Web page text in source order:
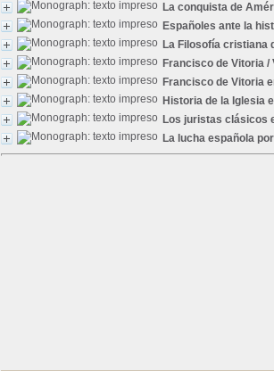
La conquista de
Españoles ante la
La Filosofía cristiana
Francisco de Vitoria /
Francisco de Vitoria
Historia de la Iglesia
Los juristas clásicos
La lucha española